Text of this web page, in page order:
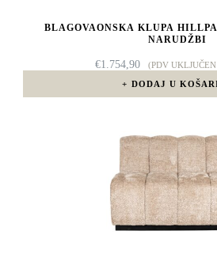
BLAGOVAONSKA KLUPA
NARUDŽBI
€1.754,90
(PDV
DODAJ U